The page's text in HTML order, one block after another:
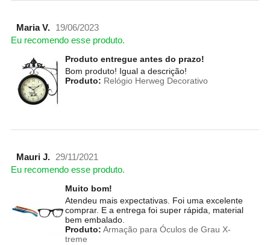
Maria V.
19/06/2023
Eu recomendo esse produto.
Produto entregue antes do prazo!
Bom produto! Igual a descrição!
Produto: Relógio Herweg Decorativo
Mauri J.
29/11/2021
Eu recomendo esse produto.
Muito bom!
Atendeu mais expectativas. Foi uma excelente
comprar. E a entrega foi super rápida, material
bem embalado.
Produto: Armação para Óculos de Grau X-
treme